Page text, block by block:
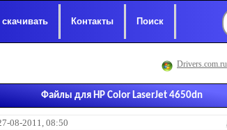
скачивать Контакты Поиск
Drivers.com.ru
Файлы для HP Color LaserJet 4650dn
08-2011, 08:50